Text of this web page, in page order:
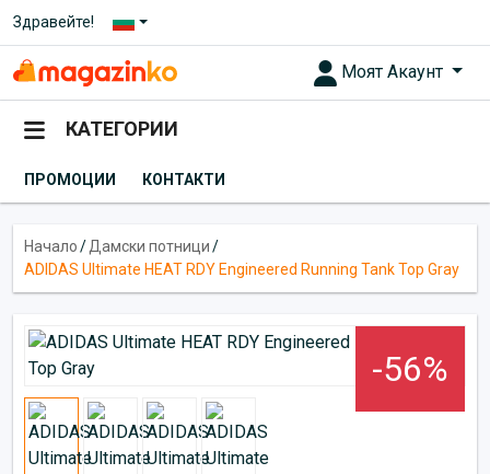
Здравейте!
Моят Акаунт
КАТЕГОРИИ
ПРОМОЦИИ КОНТАКТИ
Начало/Дамски потници/
ADIDAS Ultimate HEAT RDY Engineered Running Tank Top Gray
-56%